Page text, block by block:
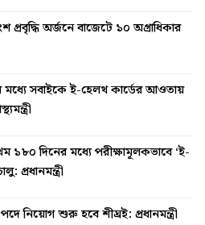
প্রবৃদ্ধি অর্জনে বাজেটে ১০ অগ্রাধিকার
মধ্যে সবাইকে ই-হেলথ কার্ডের আওতায়
১৮০ দিনের মধ্যে পরীক্ষামূলকভাবে ‘ই-
প্রধানমন্ত্রী
নিয়োগ শুরু হবে শীঘ্রই: প্রধানমন্ত্রী